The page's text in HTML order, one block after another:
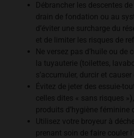
Débrancher les descentes
drain de fondation ou au
d’éviter une surcharge du
et de limiter les risques de
Ne versez pas d’huile ou de
la tuyauterie (toilettes,
s’accumuler, durcir et
Évitez de jeter des essuie-
celles dites « sans risques
produits d’hygiène féminine
Utilisez votre broyeur à
prenant soin de faire couler